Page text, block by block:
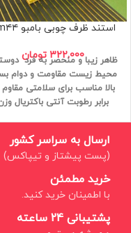
استند ظرف چوبی بامبو bm۴۴
322,000 تومان
ظاهر زیبا و منحصر به فرد
محیط زیست مقاومت و دوام
بالا مناسب برای سلامتی
برابر رطوبت آنتی باکتریال
ارسال به سراسر کشور
(پست پیشتاز و تیپاکس)
خرید مطمئن
با اطمینان خرید کنید.
پشتیبانی 24 ساعته